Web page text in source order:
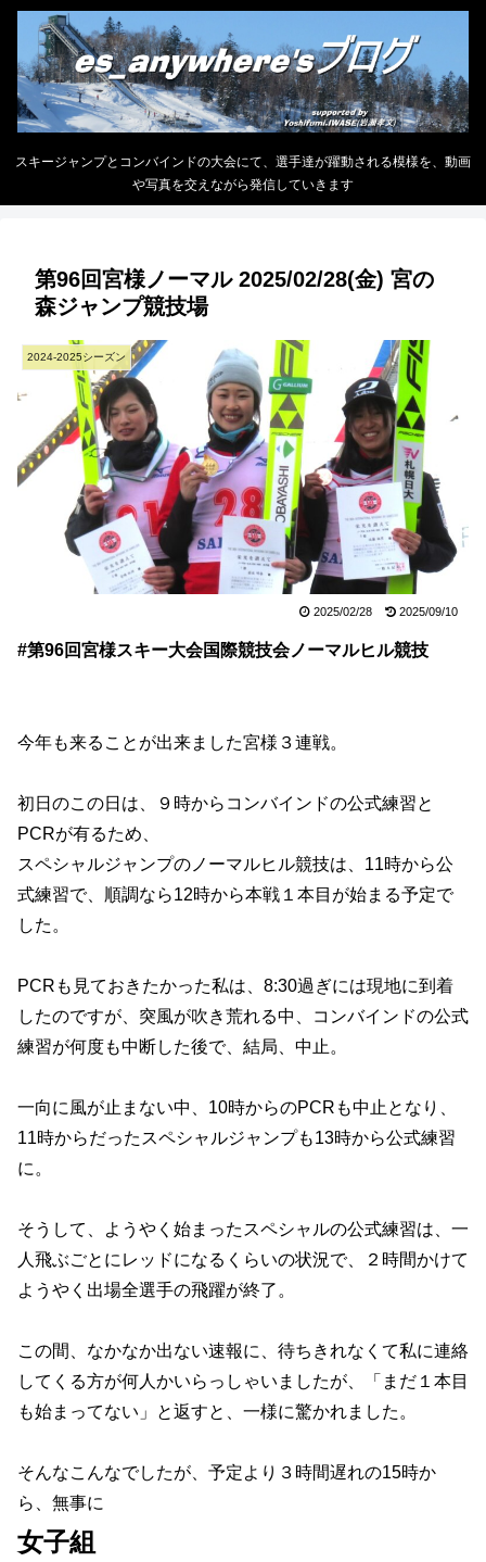
スキージャンプとコンバインドの大会にて、選手達が躍動される模様を、動画
や写真を交えながら発信していきます
第96回宮様ノーマル 2025/02/28(金) 宮の
森ジャンプ競技場
2024-2025シーズン
2025/02/28 2025/09/10
#第96回宮様スキー大会国際競技会ノーマルヒル競技
今年も来ることが出来ました宮様３連戦。
初日のこの日は、９時からコンバインドの公式練習と
PCRが有るため、
スペシャルジャンプのノーマルヒル競技は、11時から公
式練習で、順調なら12時から本戦１本目が始まる予定で
した。
PCRも見ておきたかった私は、8:30過ぎには現地に到着
したのですが、突風が吹き荒れる中、コンバインドの公式
練習が何度も中断した後で、結局、中止。
一向に風が止まない中、10時からのPCRも中止となり、
11時からだったスペシャルジャンプも13時から公式練習
に。
そうして、ようやく始まったスペシャルの公式練習は、一
人飛ぶごとにレッドになるくらいの状況で、２時間かけて
ようやく出場全選手の飛躍が終了。
この間、なかなか出ない速報に、待ちきれなくて私に連絡
してくる方が何人かいらっしゃいましたが、「まだ１本目
も始まってない」と返すと、一様に驚かれました。
そんなこんなでしたが、予定より３時間遅れの15時か
ら、無事に
女子組